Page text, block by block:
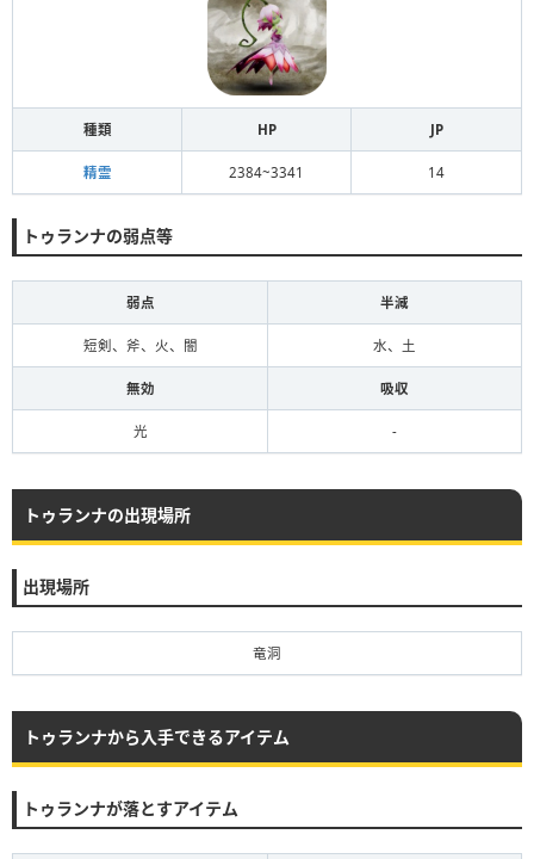
種類 HP JP
精霊 2384~3341 14
トゥランナの弱点等
弱点 半減
短剣、斧、火、闇 水、土
無効 吸収
光 -
トゥランナの出現場所
出現場所
竜洞
トゥランナから入手できるアイテム
トゥランナが落とすアイテム